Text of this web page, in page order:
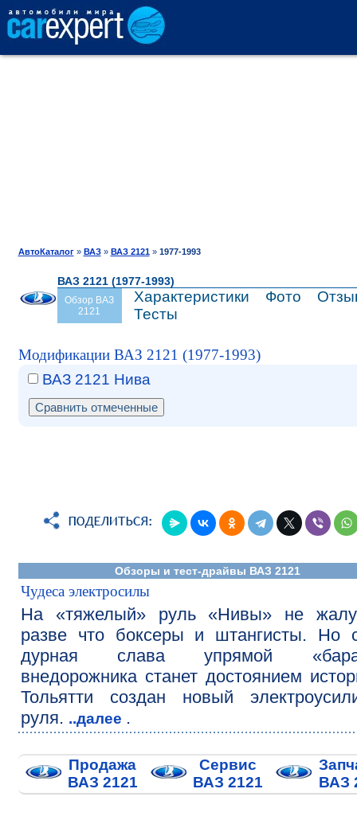
ПРОДАЖА
АвтоКаталог» ВАЗ» ВАЗ 2121» 1977-1993
ВАЗ 2121 (1977-1993)
Обзор ВАЗ
2121
Характеристики Фото
Тесты
Модификации ВАЗ 2121 (1977-1993)
ВАЗ 2121 Нива
Обзоры и тест-драйвы ВАЗ 2121
Чудеса электросилы
На «тяжелый» руль «Нивы» не
разве что боксеры и штангисты. Но
дурная слава упрямой
внедорожника станет достоянием
Тольятти создан новый
руля. ..далее .
Продажа
ВАЗ 2121
Сервис
ВАЗ 2121
ВАЗ